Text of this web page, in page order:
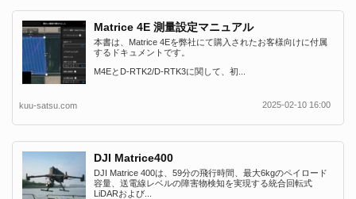
Matrice 4E 測量設定マニュアル
本書は、Matrice 4Eを弊社にて購入されたお客様向けに付属
するドキュメントです。
M4EとD-RTK2/D-RTK3に関して、初...
kuu-satsu.com 2025-02-10 16:00
DJI Matrice400
DJI Matrice 400は、59分の飛行時間、最大6kgのペイロード
容量、送電線レベルの障害物検知を実現する統合回転式
LiDARおよび...